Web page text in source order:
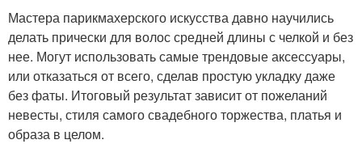
Мастера парикмахерского искусства давно научились
делать прически для волос средней длины с челкой и без
нее. Могут использовать самые трендовые аксессуары,
или отказаться от всего, сделав простую укладку даже
без фаты. Итоговый результат зависит от пожеланий
невесты, стиля самого свадебного торжества, платья и
образа в целом.